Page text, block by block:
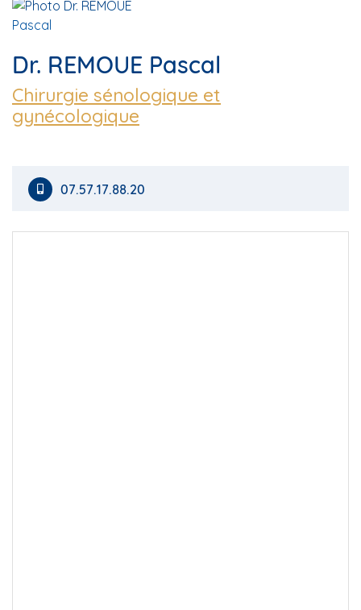
Dr. REMOUE Pascal
Chirurgie sénologique et
gynécologique
07.57.17.88.20